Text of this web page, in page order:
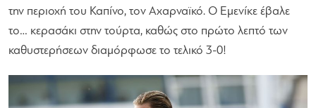
την περιοχή του Καπίνο, τον Αχαρναϊκό. Ο Εμενίκε έβαλε
το… κερασάκι στην τούρτα, καθώς στο πρώτο λεπτό των
καθυστερήσεων διαμόρφωσε το τελικό 3-0!